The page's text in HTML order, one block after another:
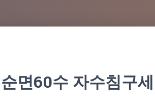
면60수 자수침구세